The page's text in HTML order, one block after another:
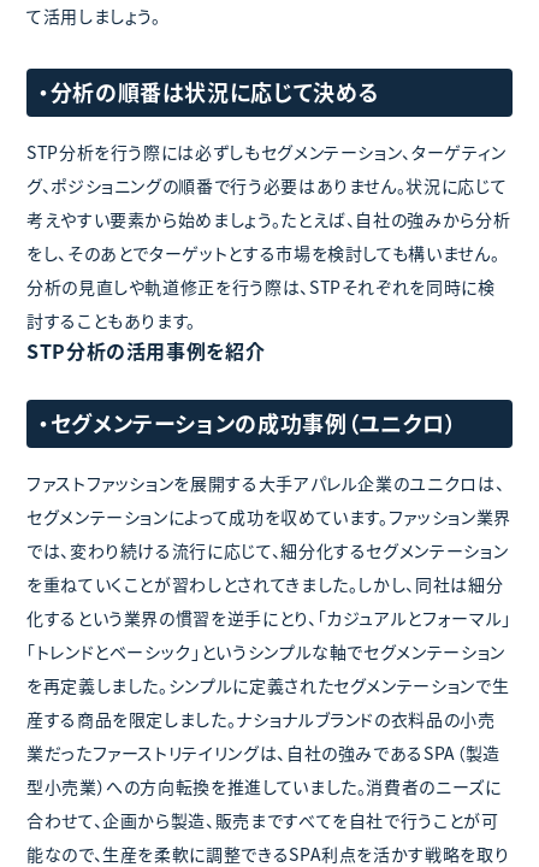
て活用しましょう。
・分析の順番は状況に応じて決める
STP分析を行う際には必ずしもセグメンテーション、ターゲティン
グ、ポジショニングの順番で行う必要はありません。状況に応じて
考えやすい要素から始めましょう。たとえば、自社の強みから分析
をし、そのあとでターゲットとする市場を検討しても構いません。
分析の見直しや軌道修正を行う際は、STPそれぞれを同時に検
討することもあります。
STP分析の活用事例を紹介
・セグメンテーションの成功事例（ユニクロ）
ファストファッションを展開する大手アパレル企業のユニクロは、
セグメンテーションによって成功を収めています。ファッション業界
では、変わり続ける流行に応じて、細分化するセグメンテーション
を重ねていくことが習わしとされてきました。しかし、同社は細分
化するという業界の慣習を逆手にとり、「カジュアルとフォーマル」
「トレンドとベーシック」というシンプルな軸でセグメンテーション
を再定義しました。シンプルに定義されたセグメンテーションで生
産する商品を限定しました。ナショナルブランドの衣料品の小売
業だったファーストリテイリングは、自社の強みであるSPA（製造
型小売業）への方向転換を推進していました。消費者のニーズに
合わせて、企画から製造、販売まですべてを自社で行うことが可
能なので、生産を柔軟に調整できるSPA利点を活かす戦略を取り